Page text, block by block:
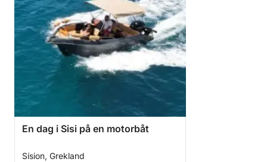
En dag i Sisi på en motorbåt
Sísion, Grekland